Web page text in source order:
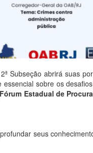
Subseção abrirá suas
sobre os
Estadual de
seus